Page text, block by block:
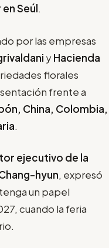
Seúl.
por las empresas
yHacienda
florales
frente a
China, Colombia,
.
ejecutivo de la
hyun, expresó
un papel
cuando la feria